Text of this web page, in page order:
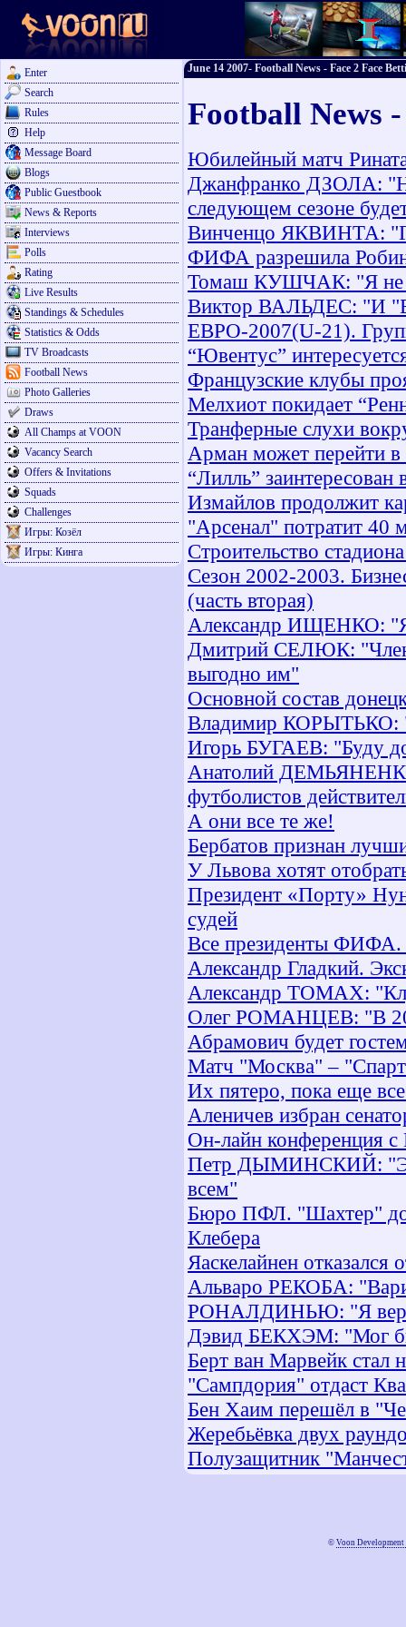
Enter
Search
Rules
Help
Message Board
Blogs
Public Guestbook
News & Reports
Interviews
Polls
Rating
Live Results
Standings & Schedules
Statistics & Odds
TV Broadcasts
Football News
Photo Galleries
Draws
All Champs at VOON
Vacancy Search
Offers & Invitations
Squads
Challenges
Игры: Козёл
Игры: Кинга
June 14 2007- Football News - Face 2 Face
Football News
Юбилейный матч
Джанфранко ДЗОЛА:
следующем сезоне
Винченцо ЯКВИНТА:
ФИФА разрешила
Томаш КУШЧАК: "Я не
Виктор ВАЛЬДЕС: "И
ЕВРО-2007(U-21).
“Ювентус”
Французские клубы
Мелхиот покидает
Транферные слухи
Арман может перейти
“Лилль” заинтересован
Измайлов продолжит
"Арсенал" потратит 40
Строительство
Сезон 2002-2003.
(часть вторая)
Александр ИЩЕНКО:
Дмитрий СЕЛЮК:
выгодно им"
Основной состав
Владимир КОРЫТЬКО:
Игорь БУГАЕВ: "Буду
Анатолий
футболистов
А они все те же!
Бербатов признан
У Львова хотят
Президент «Порту»
судей
Все президенты ФИФА.
Александр Гладкий.
Александр ТОМАХ:
Олег РОМАНЦЕВ: "В
Абрамович будет
Матч "Москва" –
Их пятеро, пока еще
Аленичев избран
Он-лайн конференция
Петр ДЫМИНСКИЙ:
всем"
Бюро ПФЛ. "Шахтер"
Клебера
Яаскелайнен отказался
Альваро РЕКОБА:
РОНАЛДИНЬЮ: "Я
Дэвид БЕКХЭМ: "Мог бы
Берт ван Марвейк
"Сампдория" отдаст
Бен Хаим перешёл в
Жеребьёвка двух
Полузащитник
© Voon Development